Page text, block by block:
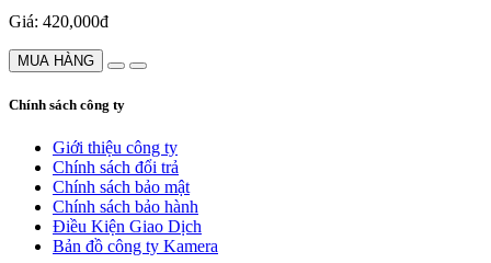
Giá: 420,000đ
MUA HÀNG
Chính sách công ty
Giới thiệu công ty
Chính sách đổi trả
Chính sách bảo mật
Chính sách bảo hành
Điều Kiện Giao Dịch
Bản đồ công ty Kamera